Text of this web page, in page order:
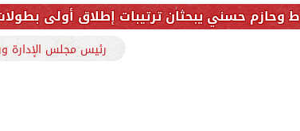
ترتيبات إطلاق أولى بطولات نادي
رئيس مجلس الإدارة